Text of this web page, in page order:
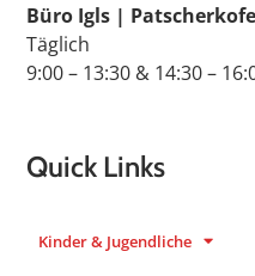
Büro Igls |
Täglich
9:00 – 13:30 & 14:30 –
Quick Links
Kinder & Jugendliche